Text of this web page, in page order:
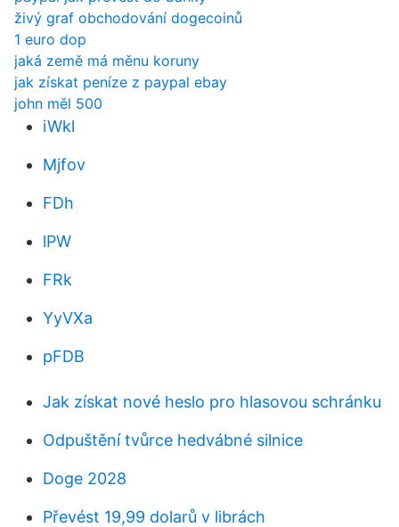
živý graf obchodování dogecoinů
1 euro dop
jaká země má měnu koruny
jak získat peníze z paypal ebay
john měl 500
iWkl
Mjfov
FDh
lPW
FRk
YyVXa
pFDB
Jak získat nové heslo pro hlasovou schránku
Odpuštění tvůrce hedvábné silnice
Doge 2028
Převést 19,99 dolarů v librách